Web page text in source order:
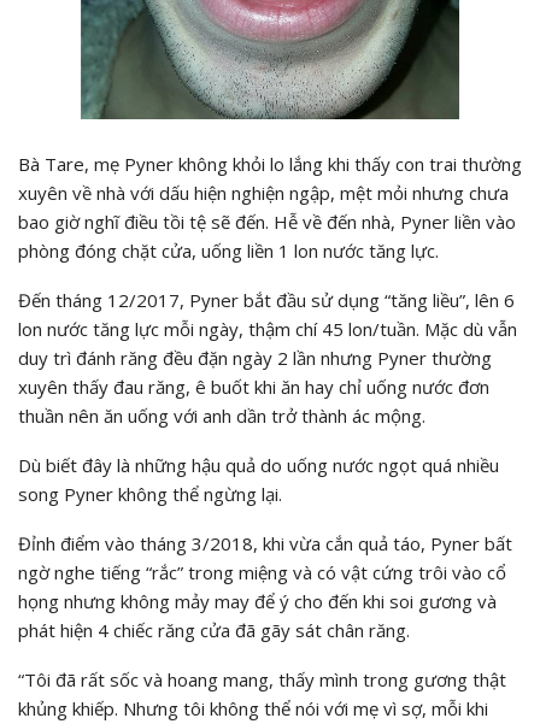
Bà Tare, mẹ Pyner không khỏi lo lắng khi thấy con trai thường
xuyên về nhà với dấu hiện nghiện ngập, mệt mỏi nhưng chưa
bao giờ nghĩ điều tồi tệ sẽ đến. Hễ về đến nhà, Pyner liền vào
phòng đóng chặt cửa, uống liền 1 lon nước tăng lực.
Đến tháng 12/2017, Pyner bắt đầu sử dụng “tăng liều”, lên 6
lon nước tăng lực mỗi ngày, thậm chí 45 lon/tuần. Mặc dù vẫn
duy trì đánh răng đều đặn ngày 2 lần nhưng Pyner thường
xuyên thấy đau răng, ê buốt khi ăn hay chỉ uống nước đơn
thuần nên ăn uống với anh dần trở thành ác mộng.
Dù biết đây là những hậu quả do uống nước ngọt quá nhiều
song Pyner không thể ngừng lại.
Đỉnh điểm vào tháng 3/2018, khi vừa cắn quả táo, Pyner bất
ngờ nghe tiếng “rắc” trong miệng và có vật cứng trôi vào cổ
họng nhưng không mảy may để ý cho đến khi soi gương và
phát hiện 4 chiếc răng cửa đã gãy sát chân răng.
“Tôi đã rất sốc và hoang mang, thấy mình trong gương thật
khủng khiếp. Nhưng tôi không thể nói với mẹ vì sợ, mỗi khi